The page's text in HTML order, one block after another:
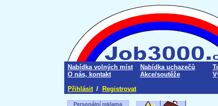
Nabídka volných míst Nabídka uchazečů
O nás, kontakt
Akce/soutěže
Přihlásit / Registrovat
Personální reklama